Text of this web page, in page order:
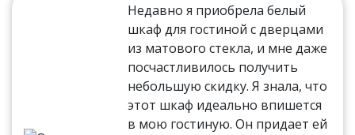
Недавно я приобрела белый
шкаф для гостиной с дверцами
из матового стекла, и мне даже
посчастливилось получить
небольшую скидку. Я знала, что
этот шкаф идеально впишется
в мою гостиную. Он придает ей